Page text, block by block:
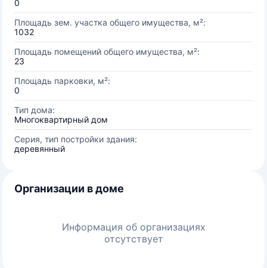
0
Площадь зем. участка общего имущества, м²:
1032
Площадь помещений общего имущества, м²:
23
Площадь парковки, м²:
0
Тип дома:
Многоквартирный дом
Серия, тип постройки здания:
деревянный
Организации в доме
Информация об организациях
отсутствует